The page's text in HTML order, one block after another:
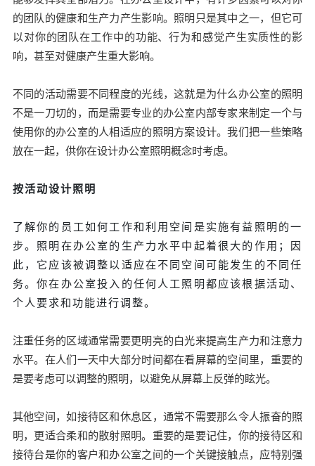
的团队的健康和生产力产生影响。照明只是其中之一，但它可
以对你的团队在工作中的功能、行为和感觉产生实质性的影
响，甚至对健康产生重大影响。
不同的活动需要不同程度的光线，这就是为什么办公室的照明
不是一刀切的，而是需要专业的办公室内部专家来制定一个与
使用你的办公室的人相适应的照明方案设计。我们把一些策略
放在一起，供你在设计办公室照明概念时考虑。
按活动设计照明
了解你的员工如何工作和利用空间是实施有益照明的一
步。照明在办公室的生产力水平中起着很大的作用；因
此，它应该被调整以适应在不同空间可能发生的不同任
务。你在办公室投入的任何人工照明都应该根据活动、
个人要求和功能进行调整。
注重任务的区域通常需要更明亮的白光来提高生产力和注意力
水平。在人们一天中大部分时间都在看屏幕的空间里，重要的
是要考虑可以调整的照明，以避免从屏幕上反弹的眩光。
其他空间，如接待区和休息区，通常不需要那么令人振奋的照
明，更适合柔和的散射照明。重要的是要记住，你的接待区和
接待台是你的客户和办公室之间的一个关键接触点，应特别强